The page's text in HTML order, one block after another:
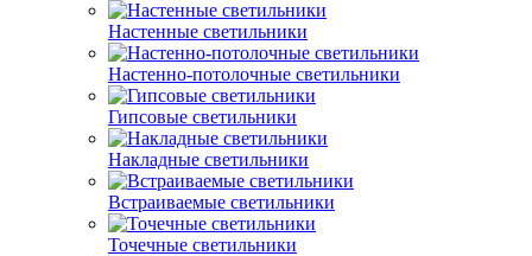
Настенные светильники
Настенно-потолочные светильники
Гипсовые светильники
Накладные светильники
Встраиваемые светильники
Точечные светильники